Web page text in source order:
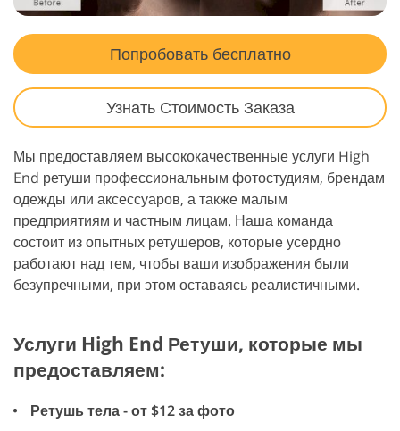
Попробовать бесплатно
Узнать Стоимость Заказа
Мы предоставляем высококачественные услуги High
End ретуши профессиональным фотостудиям, брендам
одежды или аксессуаров, а также малым
предприятиям и частным лицам. Наша команда
состоит из опытных ретушеров, которые усердно
работают над тем, чтобы ваши изображения были
безупречными, при этом оставаясь реалистичными.
Услуги High End Ретуши, которые мы
предоставляем:
Ретушь тела - от $12 за фото